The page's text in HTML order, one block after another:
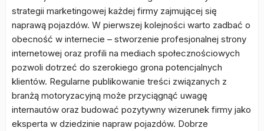
strategii marketingowej każdej firmy zajmującej się
naprawą pojazdów. W pierwszej kolejności warto zadbać o
obecność w internecie – stworzenie profesjonalnej strony
internetowej oraz profili na mediach społecznościowych
pozwoli dotrzeć do szerokiego grona potencjalnych
klientów. Regularne publikowanie treści związanych z
branżą motoryzacyjną może przyciągnąć uwagę
internautów oraz budować pozytywny wizerunek firmy jako
eksperta w dziedzinie napraw pojazdów. Dobrze